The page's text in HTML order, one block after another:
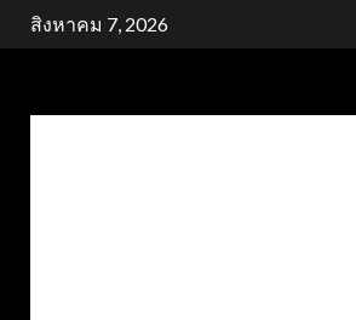
Skipสิงหาคม 7, 2026